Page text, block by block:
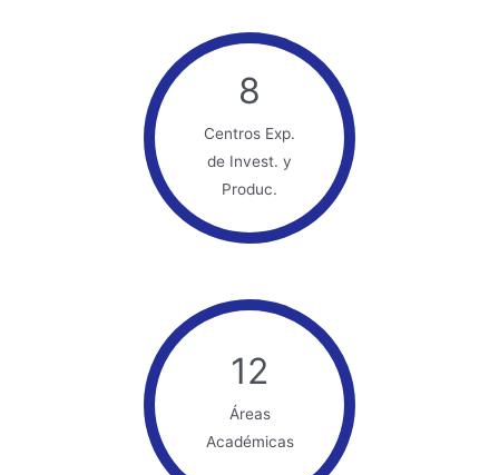
8
Centros Exp.
de Invest. y
Produc.
12
Áreas
Académicas